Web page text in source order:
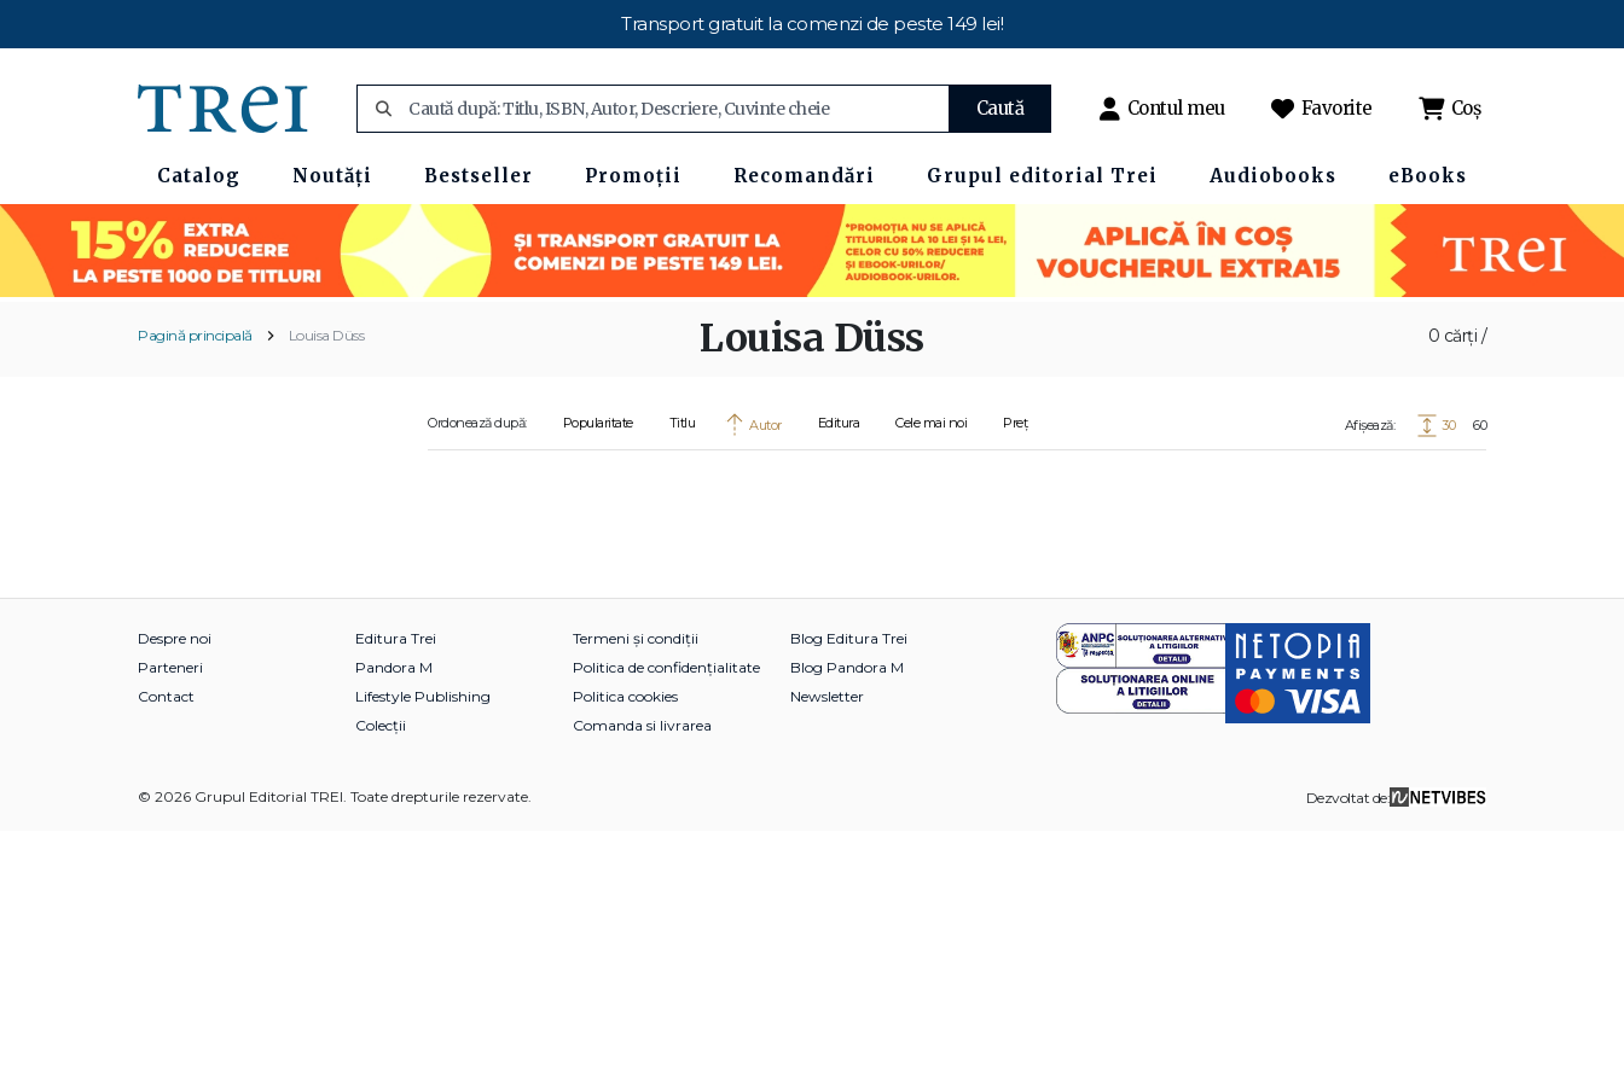
Transport gratuit la comenzi de peste 149 lei!
Caută Contul meu Favorite Coș
Catalog Noutăți Bestseller Promoții Recomandări Grupul editorial Trei Audiobooks eBooks
Pagină principală Louisa Düss 0 cărți /
Louisa Düss
Ordonează după: Popularitate Titlu Autor Editura Cele mai noi Preț Afișează: 30 60
Despre noi
Parteneri
Contact
Editura Trei
Pandora M
Lifestyle Publishing
Colecții
Termeni și condiții
Politica de confidențialitate
Politica cookies
Comanda si livrarea
Blog Editura Trei
Blog Pandora M
Newsletter
© 2026 Grupul Editorial TREI. Toate drepturile rezervate. Dezvoltat de: